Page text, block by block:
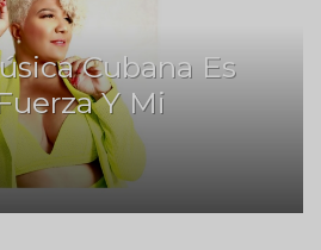
Cubana Es
Y Mi